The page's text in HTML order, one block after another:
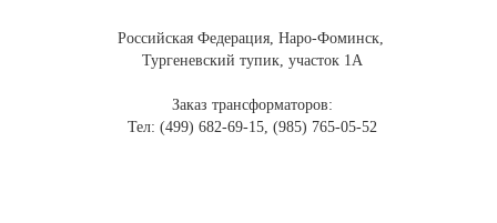
Российская Федерация, Наро-Фоминск,
Тургеневский тупик, участок 1А
Заказ трансформаторов:
Тел: (499) 682-69-15, (985) 765-05-52